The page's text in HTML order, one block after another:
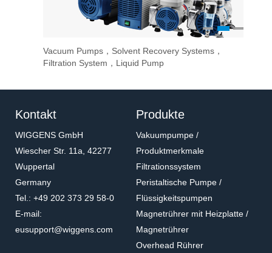
Vacuum Pumps，Solvent Recovery Systems，
Filtration System，Liquid Pump
1 2
Kontakt
WIGGENS GmbH
Wiescher Str. 11a, 42277
Wuppertal
Germany
Tel.: +49 202 373 29 58-0
E-mail:
eusupport@wiggens.com
Produkte
Vakuumpumpe /
Produktmerkmale
Filtrationssystem
Peristaltische Pumpe /
Flüssigkeitspumpen
Magnetrührer mit Heizplatte /
Magnetrührer
Overhead Rührer